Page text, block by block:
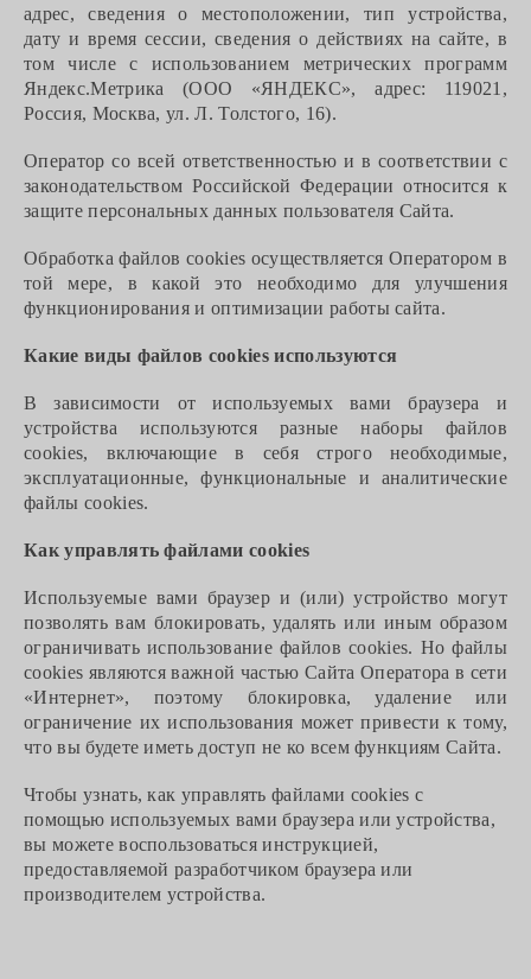
адрес, сведения о местоположении, тип устройства,
дату и время сессии, сведения о действиях на сайте, в
том числе с использованием метрических программ
Яндекс.Метрика (ООО «ЯНДЕКС», адрес: 119021,
Россия, Москва, ул. Л. Толстого, 16).
Оператор со всей ответственностью и в соответствии с
законодательством Российской Федерации относится к
защите персональных данных пользователя Сайта.
Обработка файлов cookies осуществляется Оператором в
той мере, в какой это необходимо для улучшения
функционирования и оптимизации работы сайта.
Какие виды файлов cookies используются
В зависимости от используемых вами браузера и
устройства используются разные наборы файлов
cookies, включающие в себя строго необходимые,
эксплуатационные, функциональные и аналитические
файлы cookies.
Как управлять файлами cookies
Используемые вами браузер и (или) устройство могут
позволять вам блокировать, удалять или иным образом
ограничивать использование файлов cookies. Но файлы
cookies являются важной частью Сайта Оператора в сети
«Интернет», поэтому блокировка, удаление или
ограничение их использования может привести к тому,
что вы будете иметь доступ не ко всем функциям Сайта.
Чтобы узнать, как управлять файлами cookies с
помощью используемых вами браузера или устройства,
вы можете воспользоваться инструкцией,
предоставляемой разработчиком браузера или
производителем устройства.